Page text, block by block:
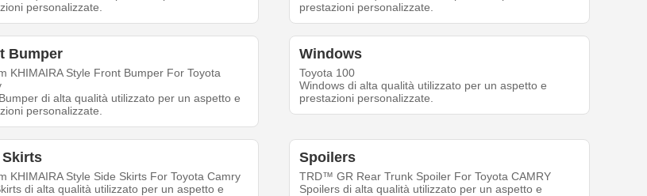
personalizzate.
prestazioni personalizzate.
Bumper
KHIMAIRA Style Front Bumper For Toyota
di alta qualità utilizzato per un aspetto e
personalizzate.
Windows
Toyota 100
Windows di alta qualità utilizzato per un aspetto e
prestazioni personalizzate.
Skirts
KHIMAIRA Style Side Skirts For Toyota Camry
di alta qualità utilizzato per un aspetto e
Spoilers
TRD™ GR Rear Trunk Spoiler For Toyota CAMRY
Spoilers di alta qualità utilizzato per un aspetto e